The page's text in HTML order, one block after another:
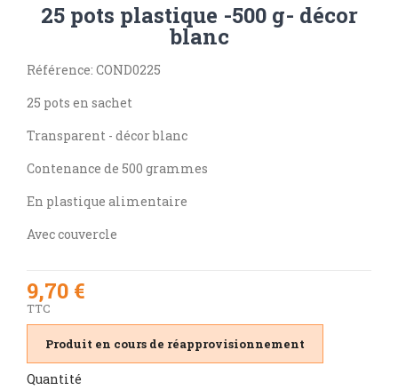
25 pots plastique -500 g- décor
blanc
Référence: COND0225
25 pots en sachet
Transparent - décor blanc
Contenance de 500 grammes
En plastique alimentaire
Avec couvercle
9,70 €
TTC
Produit en cours de réapprovisionnement
Quantité